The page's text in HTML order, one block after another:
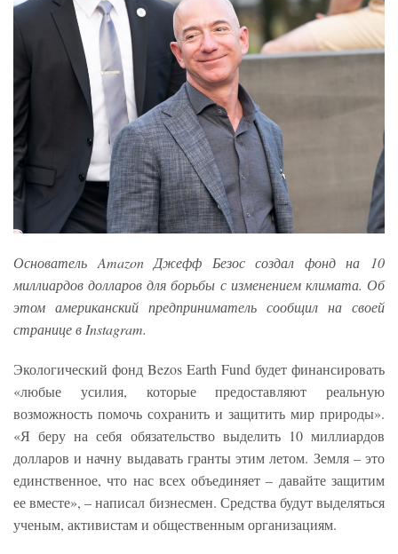
Основатель Amazon Джефф Безос создал фонд на 10
миллиардов долларов для борьбы с изменением климата. Об
этом американский предприниматель сообщил на своей
странице в Instagram.
Экологический фонд Bezos Earth Fund будет финансировать
«любые усилия, которые предоставляют реальную
возможность помочь сохранить и защитить мир природы».
«Я беру на себя обязательство выделить 10 миллиардов
долларов и начну выдавать гранты этим летом. Земля – это
единственное, что нас всех объединяет – давайте защитим
ее вместе», – написал бизнесмен. Средства будут выделяться
ученым, активистам и общественным организациям.